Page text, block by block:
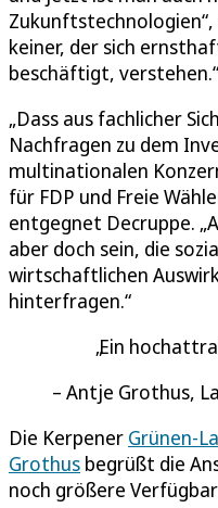
Zukunftstechnologien“,
keiner, der sich
beschäftigt, verstehen.“
„Dass aus fachlicher
Nachfragen zu dem
multinationalen
für FDP und Freie
entgegnet Decruppe.
aber doch sein, die
wirtschaftlichen
hinterfragen.“
Ein
Antje Grothus,
Die Kerpener Grünen-
Grothus begrüßt die
noch größere